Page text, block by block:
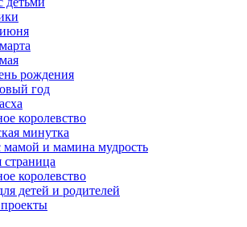
рождения
год
королевство
минутка
мамой и мамина мудрость
страница
королевство
детей и родителей